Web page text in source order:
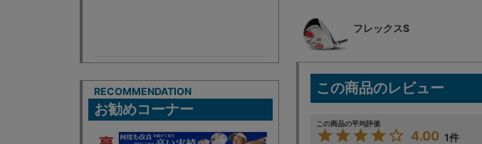
RECOMMENDATION
お勧めコーナー
フレックスS
4.00 1